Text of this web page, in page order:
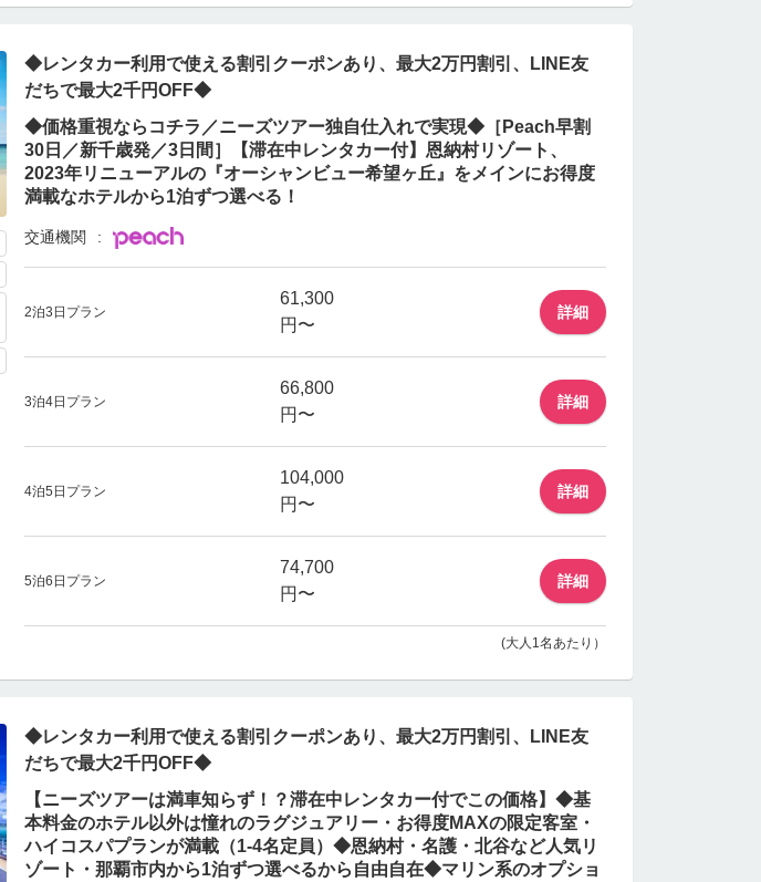
◆レンタカー利用で使える割引クーポンあり、最大2万円割引、LINE友
だちで最大2千円OFF◆
◆価格重視ならコチラ／ニーズツアー独自仕入れで実現◆［Peach早割
30日／新千歳発／3日間］【滞在中レンタカー付】恩納村リゾート、
2023年リニューアルの『オーシャンビュー希望ヶ丘』をメインにお得度
満載なホテルから1泊ずつ選べる！
交通機関
2泊3日プラン
61,300
円〜
詳細
3泊4日プラン
66,800
円〜
詳細
4泊5日プラン
104,000
円〜
詳細
5泊6日プラン
74,700
円〜
詳細
(大人1名あたり）
◆レンタカー利用で使える割引クーポンあり、最大2万円割引、LINE友
だちで最大2千円OFF◆
【ニーズツアーは満車知らず！？滞在中レンタカー付でこの価格】◆基
本料金のホテル以外は憧れのラグジュアリー・お得度MAXの限定客室・
ハイコスパプランが満載（1-4名定員）◆恩納村・名護・北谷など人気リ
ゾート・那覇市内から1泊ずつ選べるから自由自在◆マリン系のオプショ